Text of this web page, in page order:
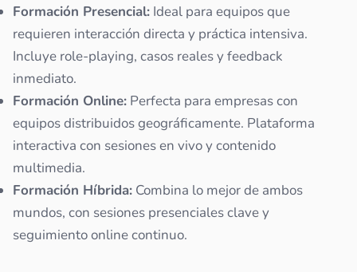
Formación Presencial: Ideal para equipos que
requieren interacción directa y práctica intensiva.
Incluye role-playing, casos reales y feedback
inmediato.
Formación Online: Perfecta para empresas con
equipos distribuidos geográficamente. Plataforma
interactiva con sesiones en vivo y contenido
multimedia.
Formación Híbrida: Combina lo mejor de ambos
mundos, con sesiones presenciales clave y
seguimiento online continuo.